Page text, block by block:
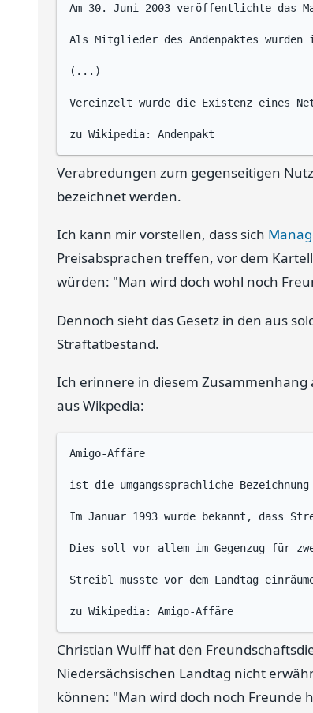
Am 30. Juni 2003 veröffentlichte das
Als Mitglieder des Andenpaktes
(...)
Vereinzelt wurde die Existenz eines
Verabredungen zum gegenseitigen
bezeichnet werden.
Ich kann mir vorstellen, dass sich
Preisabsprachen treffen, vor dem
würden: "Man wird doch wohl noch
Dennoch sieht das Gesetz in den aus
Straftatbestand.
Ich erinnere in diesem Zusammenhang
aus Wikpedia:
Amigo-Affäre
ist die umgangssprachliche
Im Januar 1993 wurde bekannt, dass
Dies soll vor allem im Gegenzug für
Streibl musste vor dem Landtag
Christian Wulff hat den
Niedersächsischen Landtag nicht
können: "Man wird doch noch Freunde